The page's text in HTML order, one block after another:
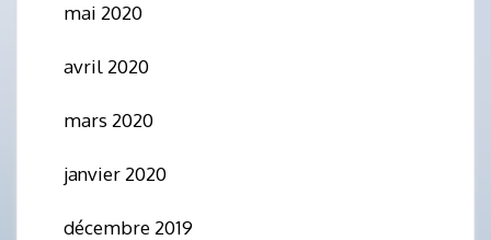
mai 2020
avril 2020
mars 2020
janvier 2020
décembre 2019